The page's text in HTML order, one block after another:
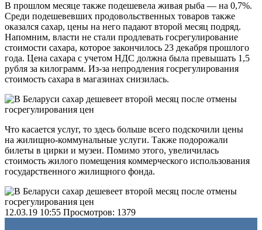
В прошлом месяце также подешевела живая рыба — на 0,7%.
Среди подешевевших продовольственных товаров также
оказался сахар, цены на него падают второй месяц подряд.
Напомним, власти не стали продлевать госрегулирование
стоимости сахара, которое закончилось 23 декабря прошлого
года. Цена сахара с учетом НДС должна была превышать 1,5
рубля за килограмм. Из-за непродления госрегулирования
стоимость сахара в магазинах снизилась.
Что касается услуг, то здесь больше всего подскочили цены
на жилищно-коммунальные услуги. Также подорожали
билеты в цирки и музеи. Помимо этого, увеличилась
стоимость жилого помещения коммерческого использования
государственного жилищного фонда.
12.03.19 10:55 Просмотров: 1379